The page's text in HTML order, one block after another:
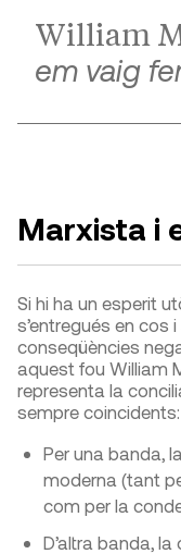
William
em vaig
Marxista i
Si hi ha un esperit
s’entregués en cos
conseqüències
aquest fou William
representa la
sempre coincidents:
Per una banda,
moderna (tant
com per la
D’altra banda,